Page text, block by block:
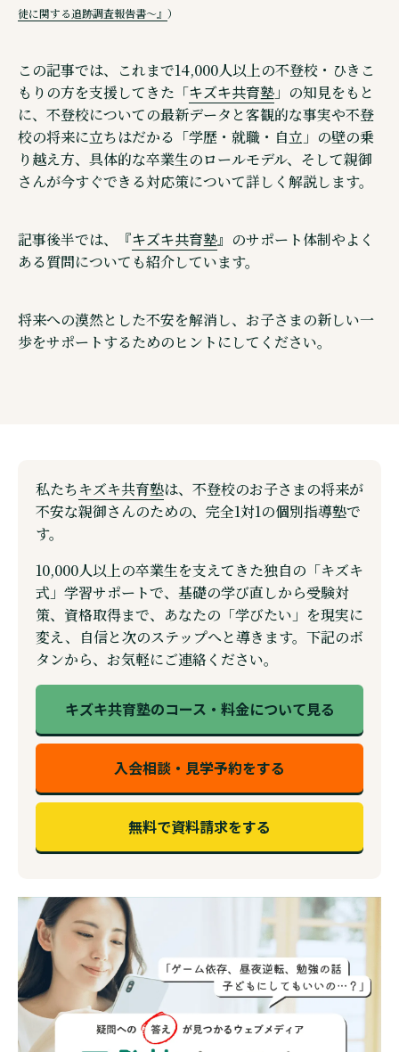
徒に関する追跡調査報告書～』 ）
この記事では、これまで14,000人以上の不登校・ひきこ
もりの方を支援してきた「キズキ共育塾 」の知見をもと
に、不登校についての最新データと客観的な事実や不登
校の将来に立ちはだかる「学歴・就職・自立」の壁の乗
り越え方、具体的な卒業生のロールモデル、そして親御
さんが今すぐできる対応策について詳しく解説します。
記事後半では、『キズキ共育塾』のサポート体制やよく
ある質問についても紹介しています。
将来への漠然とした不安を解消し、お子さまの新しい一
歩をサポートするためのヒントにしてください。
私たちキズキ共育塾は、不登校のお子さまの将来が
不安な親御さんのための、完全1対1の個別指導塾で
す。
10,000人以上の卒業生を支えてきた独自の「キズキ
式」学習サポートで、基礎の学び直しから受験対
策、資格取得まで、あなたの「学びたい」を現実に
変え、自信と次のステップへと導きます。下記のボ
タンから、お気軽にご連絡ください。
キズキ共育塾のコース・料金について見る
入会相談・見学予約をする
無料で資料請求をする